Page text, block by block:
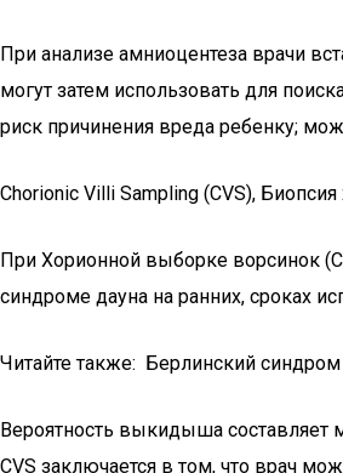
При анализе амниоцентеза врачи
могут затем использовать для
риск причинения вреда ребенку;
Chorionic Villi Sampling (CVS), Биопсия
При Хорионной выборке ворсинок
синдроме дауна на ранних, сроках
Читайте также: Берлинский
Вероятность выкидыша составляет
CVS заключается в том, что врач